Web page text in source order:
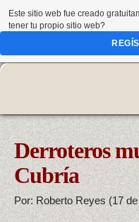
Derroteros
Cubría
Por: Roberto Reyes (17
Este sitio web fue creado
tener tu propio sitio web?